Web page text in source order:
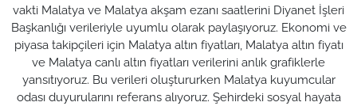
vakti Malatya ve Malatya akşam ezanı saatlerini Diyanet İşleri
Başkanlığı verileriyle uyumlu olarak paylaşıyoruz. Ekonomi ve
piyasa takipçileri için Malatya altın fiyatları, Malatya altın fiyatı
ve Malatya canlı altın fiyatları verilerini anlık grafiklerle
yansıtıyoruz. Bu verileri oluştururken Malatya kuyumcular
odası duyurularını referans alıyoruz. Şehirdeki sosyal hayata